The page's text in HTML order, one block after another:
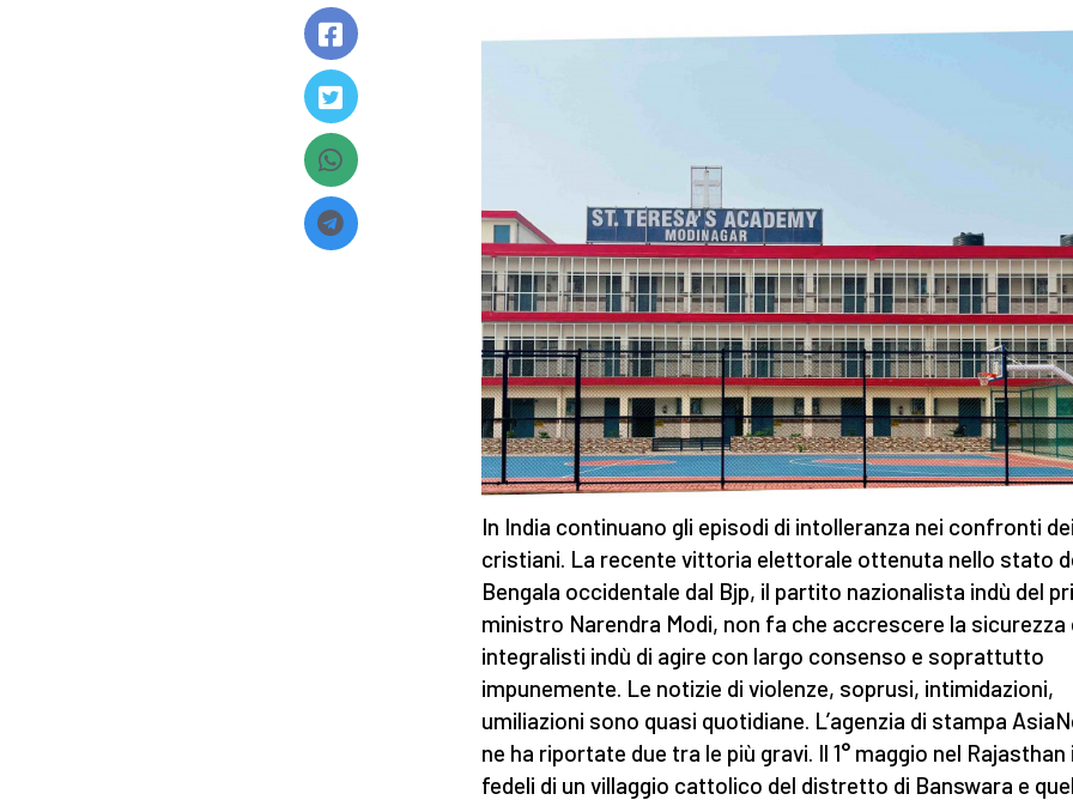
In India continuano gli episodi di intolleranza nei confronti
cristiani. La recente vittoria elettorale ottenuta nello stato
Bengala occidentale dal Bjp, il partito nazionalista indù del
ministro Narendra Modi, non fa che accrescere la sicurezza
integralisti indù di agire con largo consenso e soprattutto
impunemente. Le notizie di violenze, soprusi, intimidazioni,
umiliazioni sono quasi quotidiane. L’agenzia di stampa
ne ha riportate due tra le più gravi. Il 1° maggio nel Rajasthan
fedeli di un villaggio cattolico del distretto di Banswara e